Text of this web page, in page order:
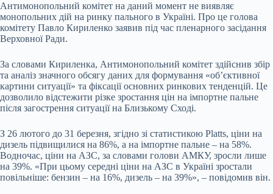
Антимонопольний комітет на даний момент не виявляє
монопольних дій на ринку пального в Україні. Про це голова
комітету Павло Кириленко заявив під час пленарного засідання
Верховної Ради.
За словами Кириленка, Антимонопольний комітет здійснив збір
та аналіз значного обсягу даних для формування «об’єктивної
картини ситуації» та фіксації основних ринкових тенденцій. Це
дозволило відстежити різке зростання цін на імпортне пальне
після загострення ситуації на Близькому Сході.
З 26 лютого до 31 березня, згідно зі статистикою Platts, ціни на
дизель підвищилися на 86%, а на імпортне пальне – на 58%.
Водночас, ціни на АЗС, за словами голови АМКУ, зросли лише
на 39%. «При цьому середні ціни на АЗС в Україні зростали
повільніше: бензин – на 16%, дизель – на 39%», – повідомив він.